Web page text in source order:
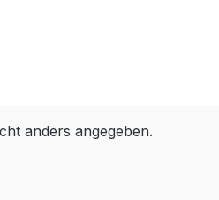
anders angegeben.